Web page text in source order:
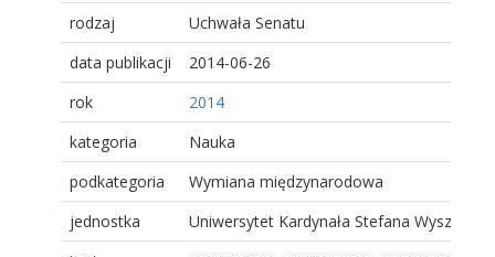
rodzaj
Uchwała Senatu
data publikacji
2014-06-26
rok
2014
kategoria
Nauka
podkategoria
Wymiana międzynarodowa
jednostka
Uniwersytet Kardynała Stefana